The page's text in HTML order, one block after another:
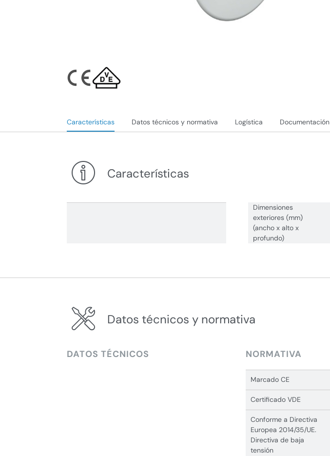
Características Datos técnicos y normativa Logística Documentación
Características
Dimensiones
exteriores (mm)
(ancho x alto x
profundo)
Datos técnicos y normativa
DATOS TÉCNICOS NORMATIVA
Marcado CE
Certificado VDE
Conforme a Directiva
Europea 2014/35/UE.
Directiva de baja
tensión